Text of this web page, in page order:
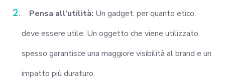
Pensa all’utilità: Un gadget, per quanto etico,
deve essere utile. Un oggetto che viene utilizzato
spesso garantisce una maggiore visibilità al brand e un
impatto più duraturo.